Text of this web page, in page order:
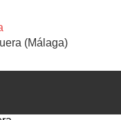
Radio
Yunquera
(Málaga)